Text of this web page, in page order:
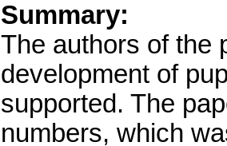
Summary:
The authors of the
development of
supported. The
numbers, which